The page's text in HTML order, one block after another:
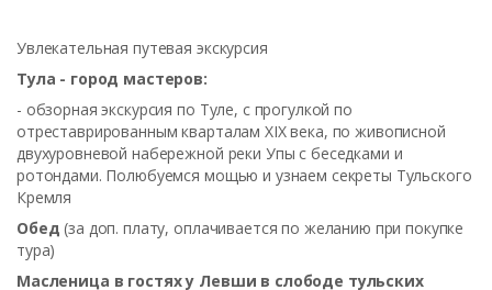
Увлекательная путевая экскурсия
Тула - город мастеров:
- обзорная экскурсия по Туле, с прогулкой по
отреставрированным кварталам XIX века, по живописной
двухуровневой набережной реки Упы с беседками и
ротондами. Полюбуемся мощью и узнаем секреты Тульского
Кремля
Обед (за доп. плату, оплачивается по желанию при покупке
тура)
Масленица в гостях у Левши в слободе тульских